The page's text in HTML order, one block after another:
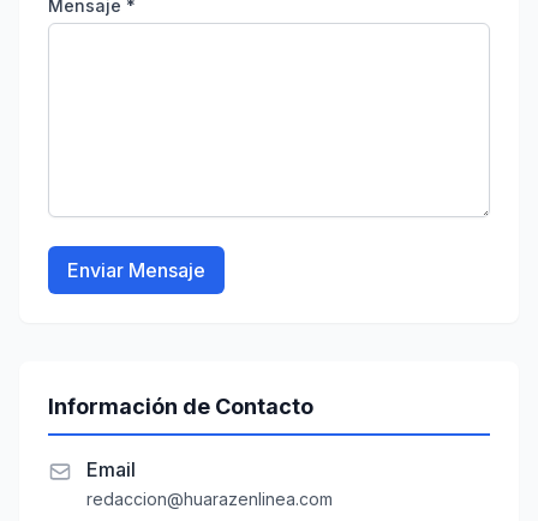
Mensaje *
Enviar Mensaje
Información de Contacto
Email
redaccion@huarazenlinea.com